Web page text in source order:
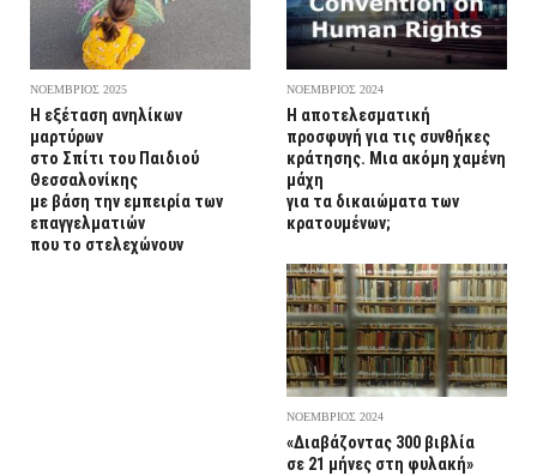
ΝΟΕΜΒΡΙΟΣ 2025
Η εξέταση ανηλίκων
μαρτύρων
στο Σπίτι του Παιδιού
Θεσσαλονίκης
με βάση την εμπειρία των
επαγγελματιών
που το στελεχώνουν
ΝΟΕΜΒΡΙΟΣ 2024
Η αποτελεσματική
προσφυγή για τις συνθήκες
κράτησης. Μια ακόμη χαμένη
μάχη
για τα δικαιώματα των
κρατουμένων;
ΝΟΕΜΒΡΙΟΣ 2024
«Διαβάζοντας 300 βιβλία
σε 21 μήνες στη φυλακή»